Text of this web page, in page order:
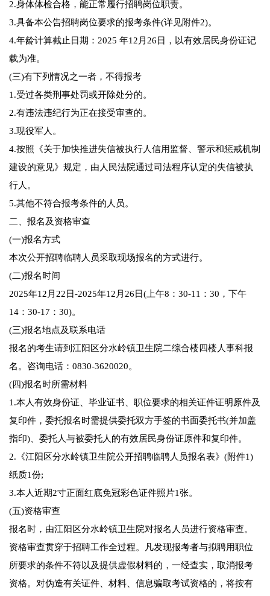
2.身体体检合格，能正常履行招聘岗位职责。
3.具备本公告招聘岗位要求的报考条件(详见附件2)。
4.年龄计算截止日期：2025 年12月26日，以有效居民身份证记
载为准。
(三)有下列情况之一者，不得报考
1.受过各类刑事处罚或开除处分的。
2.有违法违纪行为正在接受审查的。
3.现役军人。
4.按照《关于加快推进失信被执行人信用监督、警示和惩戒机制
建设的意见》规定，由人民法院通过司法程序认定的失信被执
行人。
5.其他不符合报考条件的人员。
二、报名及资格审查
(一)报名方式
本次公开招聘临聘人员采取现场报名的方式进行。
(二)报名时间
2025年12月22日-2025年12月26日(上午8：30-11：30，下午
14：30-17：30)。
(三)报名地点及联系电话
报名的考生请到江阳区分水岭镇卫生院二综合楼四楼人事科报
名。咨询电话：0830-3620020。
(四)报名时所需材料
1.本人有效身份证、毕业证书、职位要求的相关证件证明原件及
复印件，委托报名时需提供委托双方手签的书面委托书(并加盖
指印)、委托人与被委托人的有效居民身份证原件和复印件。
2.《江阳区分水岭镇卫生院公开招聘临聘人员报名表》(附件1)
纸质1份;
3.本人近期2寸正面红底免冠彩色证件照片1张。
(五)资格审查
报名时，由江阳区分水岭镇卫生院对报名人员进行资格审查。
资格审查贯穿于招聘工作全过程。凡发现报考者与拟聘用职位
所要求的条件不符以及提供虚假材料的，一经查实，取消报考
资格。对伪造有关证件、材料、信息骗取考试资格的，将按有